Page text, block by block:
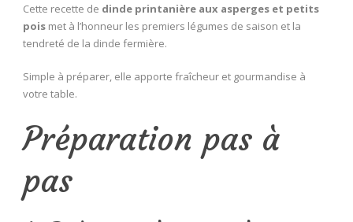
Cette recette de dinde printanière aux asperges et petits
pois met à l’honneur les premiers légumes de saison et la
tendreté de la dinde fermière.
Simple à préparer, elle apporte fraîcheur et gourmandise à
votre table.
Préparation pas à
pas